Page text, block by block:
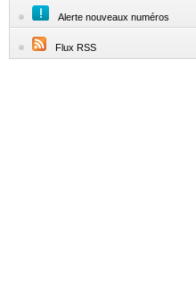
Alerte nouveaux numéros
Flux RSS